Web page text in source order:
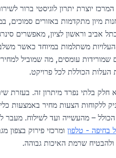
יוצרת יתרון לוגיסטי ברור
מיון מתקדמות באזורים סמוכים,
אביב וראשון לציון, מאפשרים
משתלמות במיוחד כאשר
שמורידות עומסים, מה שמוביל
חלק בלתי נפרד מיתרון זה. בעזרת
ללקוחות הצעות מחיר באמצעות כלי
הכולל – מהעשייה ועד לשילוח. מעבר
בחיפה - טלפון ומרכזי פירוק בצפון
שרמת האיכות גבוהה.